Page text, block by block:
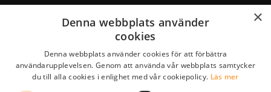
Tips & råd
×
Denna webbplats använder
cookies
Denna webbplats använder cookies för att förbättra
användarupplevelsen. Genom att använda vår webbplats samtycker
du till alla cookies i enlighet med vår cookiepolicy. Läs mer